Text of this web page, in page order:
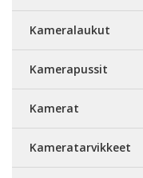
Kameralaukut
Kamerapussit
Kamerat
Kameratarvikkeet